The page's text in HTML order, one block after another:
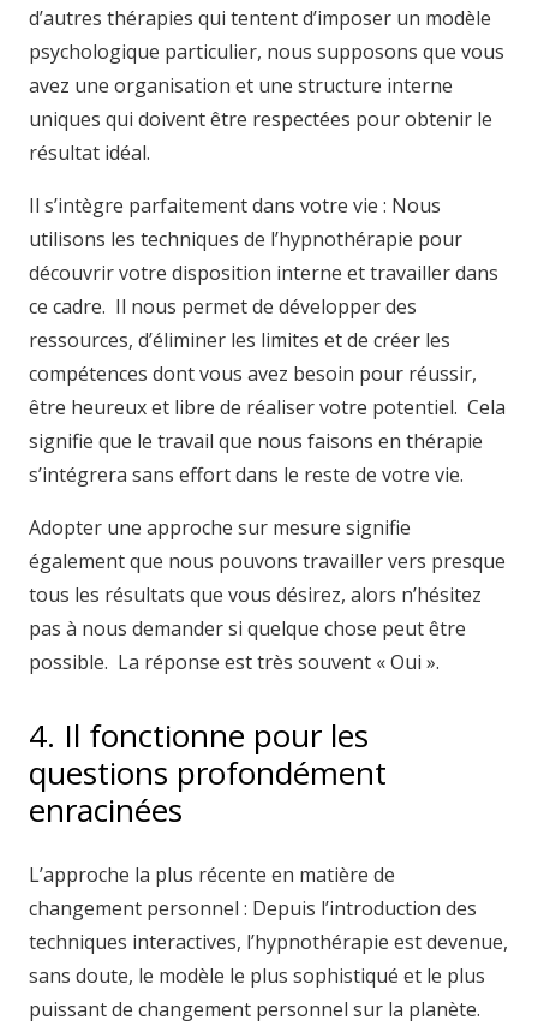
d’autres thérapies qui tentent d’imposer un modèle
psychologique particulier, nous supposons que vous
avez une organisation et une structure interne
uniques qui doivent être respectées pour obtenir le
résultat idéal.
Il s’intègre parfaitement dans votre vie : Nous
utilisons les techniques de l’hypnothérapie pour
découvrir votre disposition interne et travailler dans
ce cadre. Il nous permet de développer des
ressources, d’éliminer les limites et de créer les
compétences dont vous avez besoin pour réussir,
être heureux et libre de réaliser votre potentiel. Cela
signifie que le travail que nous faisons en thérapie
s’intégrera sans effort dans le reste de votre vie.
Adopter une approche sur mesure signifie
également que nous pouvons travailler vers presque
tous les résultats que vous désirez, alors n’hésitez
pas à nous demander si quelque chose peut être
possible. La réponse est très souvent « Oui ».
4. Il fonctionne pour les
questions profondément
enracinées
L’approche la plus récente en matière de
changement personnel : Depuis l’introduction des
techniques interactives, l’hypnothérapie est devenue,
sans doute, le modèle le plus sophistiqué et le plus
puissant de changement personnel sur la planète.